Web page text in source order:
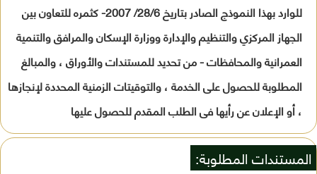
للوارد بهذا النموذج الصادر بتاريخ 28/6/ 2007- كثمره للتعاون بين
الجهاز المركزي والتنظيم والإدارة ووزارة الإسكان والمرافق والتنمية
العمرانية والمحافظات - من تحديد للمستندات والأوراق ، والمبالغ
المطلوبة للحصول على الخدمة ، والتوقيتات الزمنية المحددة لإنجازها
، أو الإعلان عن رأيها فى الطلب المقدم للحصول عليها
المستندات المطلوبة: